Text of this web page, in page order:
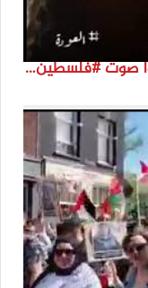
ردة فعل فلسطينيين مغتربين سمعوا صوت #فلسطين لأول مرة #نتماء2022 #القدس_موعدنا #النكبة74